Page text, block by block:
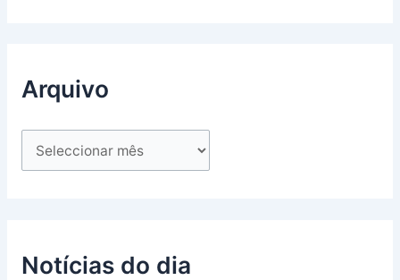
Arquivo
Notícias do dia